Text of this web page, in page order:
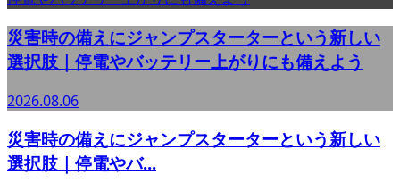
災害時の備えにジャンプスターターという新しい
選択肢｜停電やバッテリー上がりにも備えよう
2026.08.06
災害時の備えにジャンプスターターという新しい
選択肢｜停電やバ...